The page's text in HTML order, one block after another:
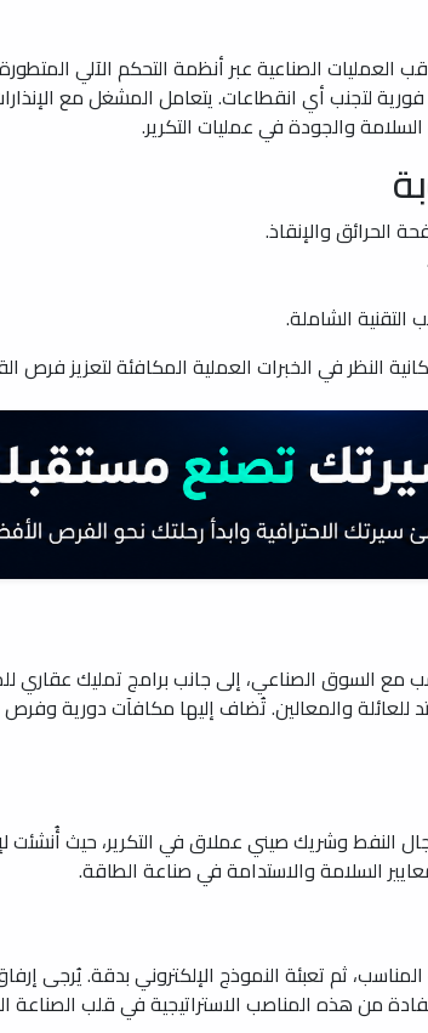
العمليات الصناعية عبر أنظمة التحكم الآلي
لتجنب أي انقطاعات. يتعامل المشغل مع
السلامة والجودة في عمليات التكرير.
الحرائق والإنقاذ.
التقنية الشاملة.
في الخبرات العملية المكافئة لتعزيز فرص
مع السوق الصناعي، إلى جانب برامج تمليك عقاري
والمعالين. تُضاف إليها مكافآت دورية
وشريك صيني عملاق في التكرير، حيث أُنشئت
معايير السلامة والاستدامة في صناعة الطاقة.
ثم تعبئة النموذج الإلكتروني بدقة. يُرجى
من هذه المناصب الاستراتيجية في قلب الصناعة